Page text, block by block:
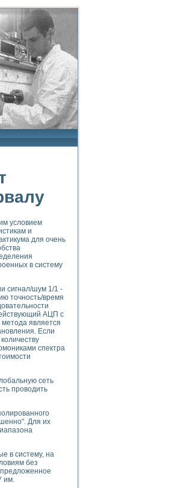
на электроподвижном составе
полупроводниковых приборов
условием
и
для очень
в систему
сигнал/шум 1/1 -
точность/время
АЦП с
является
Если
спектра
сеть
проводить
Для их
в систему, на
без
им.